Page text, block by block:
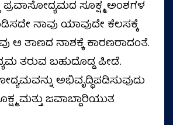
ಪ್ರವಾಸೋದ್ಯಮದ ಸೂಕ್ಷ್ಮ ಅಂಶಗಳ
ನಾವು ಯಾವುದೇ ಕೆಲಸಕ್ಕೆ
ಆ ತಾಣದ ನಾಶಕ್ಕೆ ಕಾರಣರಾದಂತೆ.
ತರುವ ಬಹುದೊಡ್ಡ ಪೀಡೆ.
ಅಭಿವೃದ್ಧಿಪಡಿಸುವುದು
ಮತ್ತು ಜವಾಬ್ದಾರಿಯುತ